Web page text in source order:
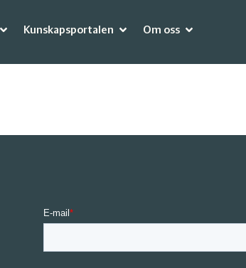
Kunskapsportalen Om oss